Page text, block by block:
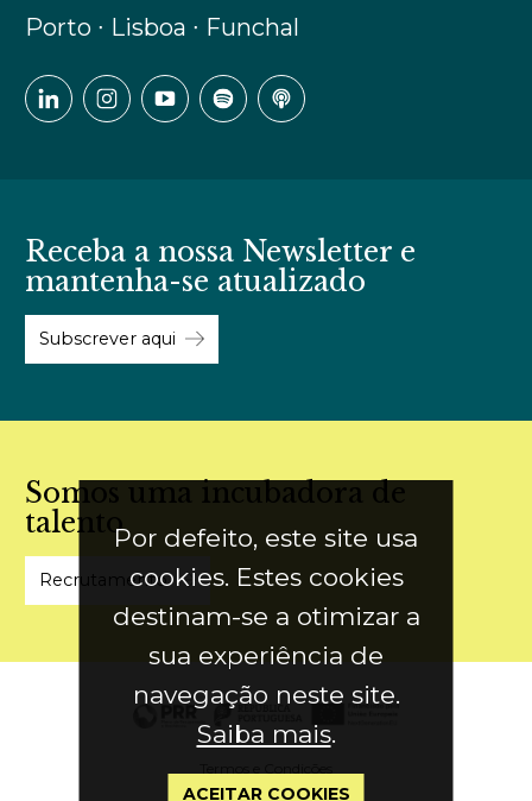
Porto ∙ Lisboa ∙ Funchal
Receba a nossa Newsletter e
mantenha-se atualizado
Subscrever aqui
Somos uma incubadora de
talento
Recrutamento
Política de Privacidade
Por defeito, este site usa
cookies. Estes cookies
destinam-se a otimizar a
sua experiência de
navegação neste site.
Saiba mais.
ACEITAR COOKIES